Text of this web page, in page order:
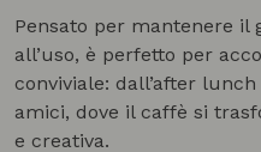
Pensato per mantenere il
all’uso, è perfetto per
conviviale: dall’after
amici, dove il caffè si
e creativa.